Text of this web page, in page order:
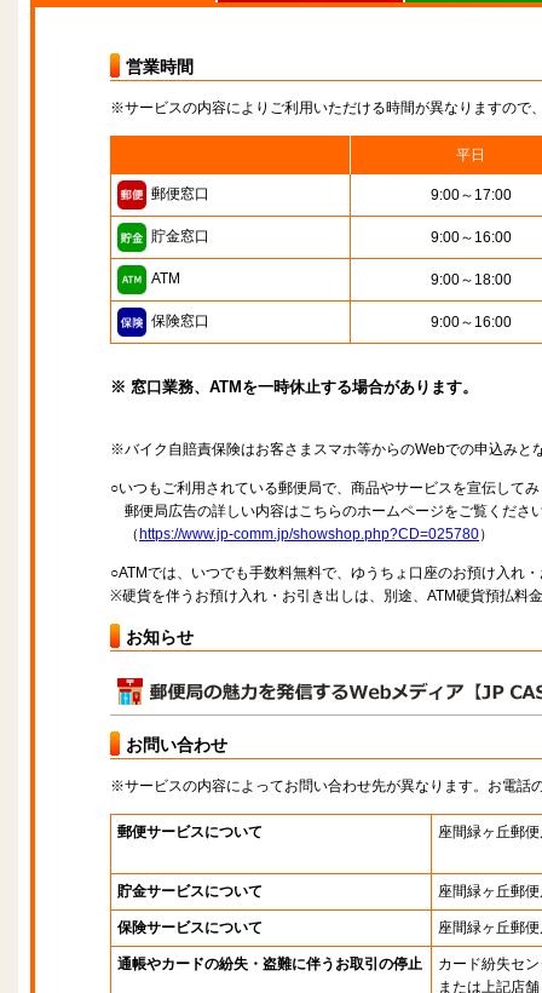
営業時間
※サービスの内容によりご利用いただける時間が異なりますので
平日
郵便窓口 9:00～17:00
貯金窓口 9:00～16:00
ATM 9:00～18:00
保険窓口 9:00～16:00
※ 窓口業務、ATMを一時休止する場合があります。
※バイク自賠責保険はお客さまスマホ等からのWebでの申込みと
○いつもご利用されている郵便局で、商品やサービスを宣伝して
郵便局広告の詳しい内容はこちらのホームページをご覧くださ
（ https://www.jp-comm.jp/showshop.php?CD=025780）
○ATMでは、いつでも手数料無料で、ゆうちょ口座のお預け入れ
※硬貨を伴うお預け入れ・お引き出しは、別途、ATM硬貨預払料
お知らせ
お問い合わせ
※サービスの内容によってお問い合わせ先が異なります。お電話
郵便サービスについて 座間緑ヶ丘郵
貯金サービスについて 座間緑ヶ丘郵
保険サービスについて 座間緑ヶ丘郵
通帳やカードの紛失・盗難に伴うお取引の停止
カード紛失セ
または上記店舗